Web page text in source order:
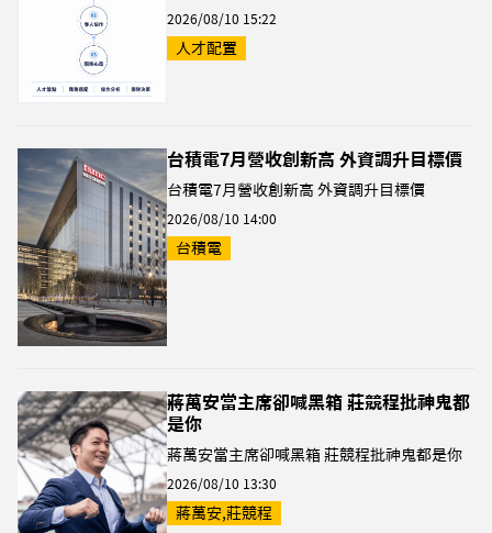
2026/08/10 15:22
人才配置
台積電7月營收創新高 外資調升目標價
台積電7月營收創新高 外資調升目標價
2026/08/10 14:00
台積電
蔣萬安當主席卻喊黑箱 莊競程批神鬼都
是你
蔣萬安當主席卻喊黑箱 莊競程批神鬼都是你
2026/08/10 13:30
蔣萬安,莊競程